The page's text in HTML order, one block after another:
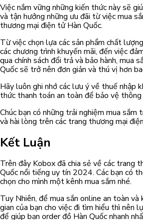
Việc nắm vững những kiến thức này sẽ
và tận hưởng những ưu đãi từ việc mua
thương mại điện tử Hàn Quốc.
Từ việc chọn lựa các sản phẩm chất
các chương trình khuyến mãi, đến việc
qua chính sách đổi trả và bảo hành, mua
Quốc sẽ trở nên đơn giản và thú vị hơn
Hãy luôn ghi nhớ các lưu ý về thuế nhập
thức thanh toán an toàn để bảo vệ thông
Chúc bạn có những trải nghiệm mua sắm
và hài lòng trên các trang thương mại
Kết Luận
Trên đây Kobox đã chia sẻ về các trang
Quốc nổi tiếng uy tín 2024. Các bạn có
chọn cho mình một kênh mua sắm nhé.
Tuy Nhiên, để mua sắn online an toàn
gian của bạn cho việc đi tìm hiểu thì nên
để giúp bạn order đồ Hàn Quốc nhanh